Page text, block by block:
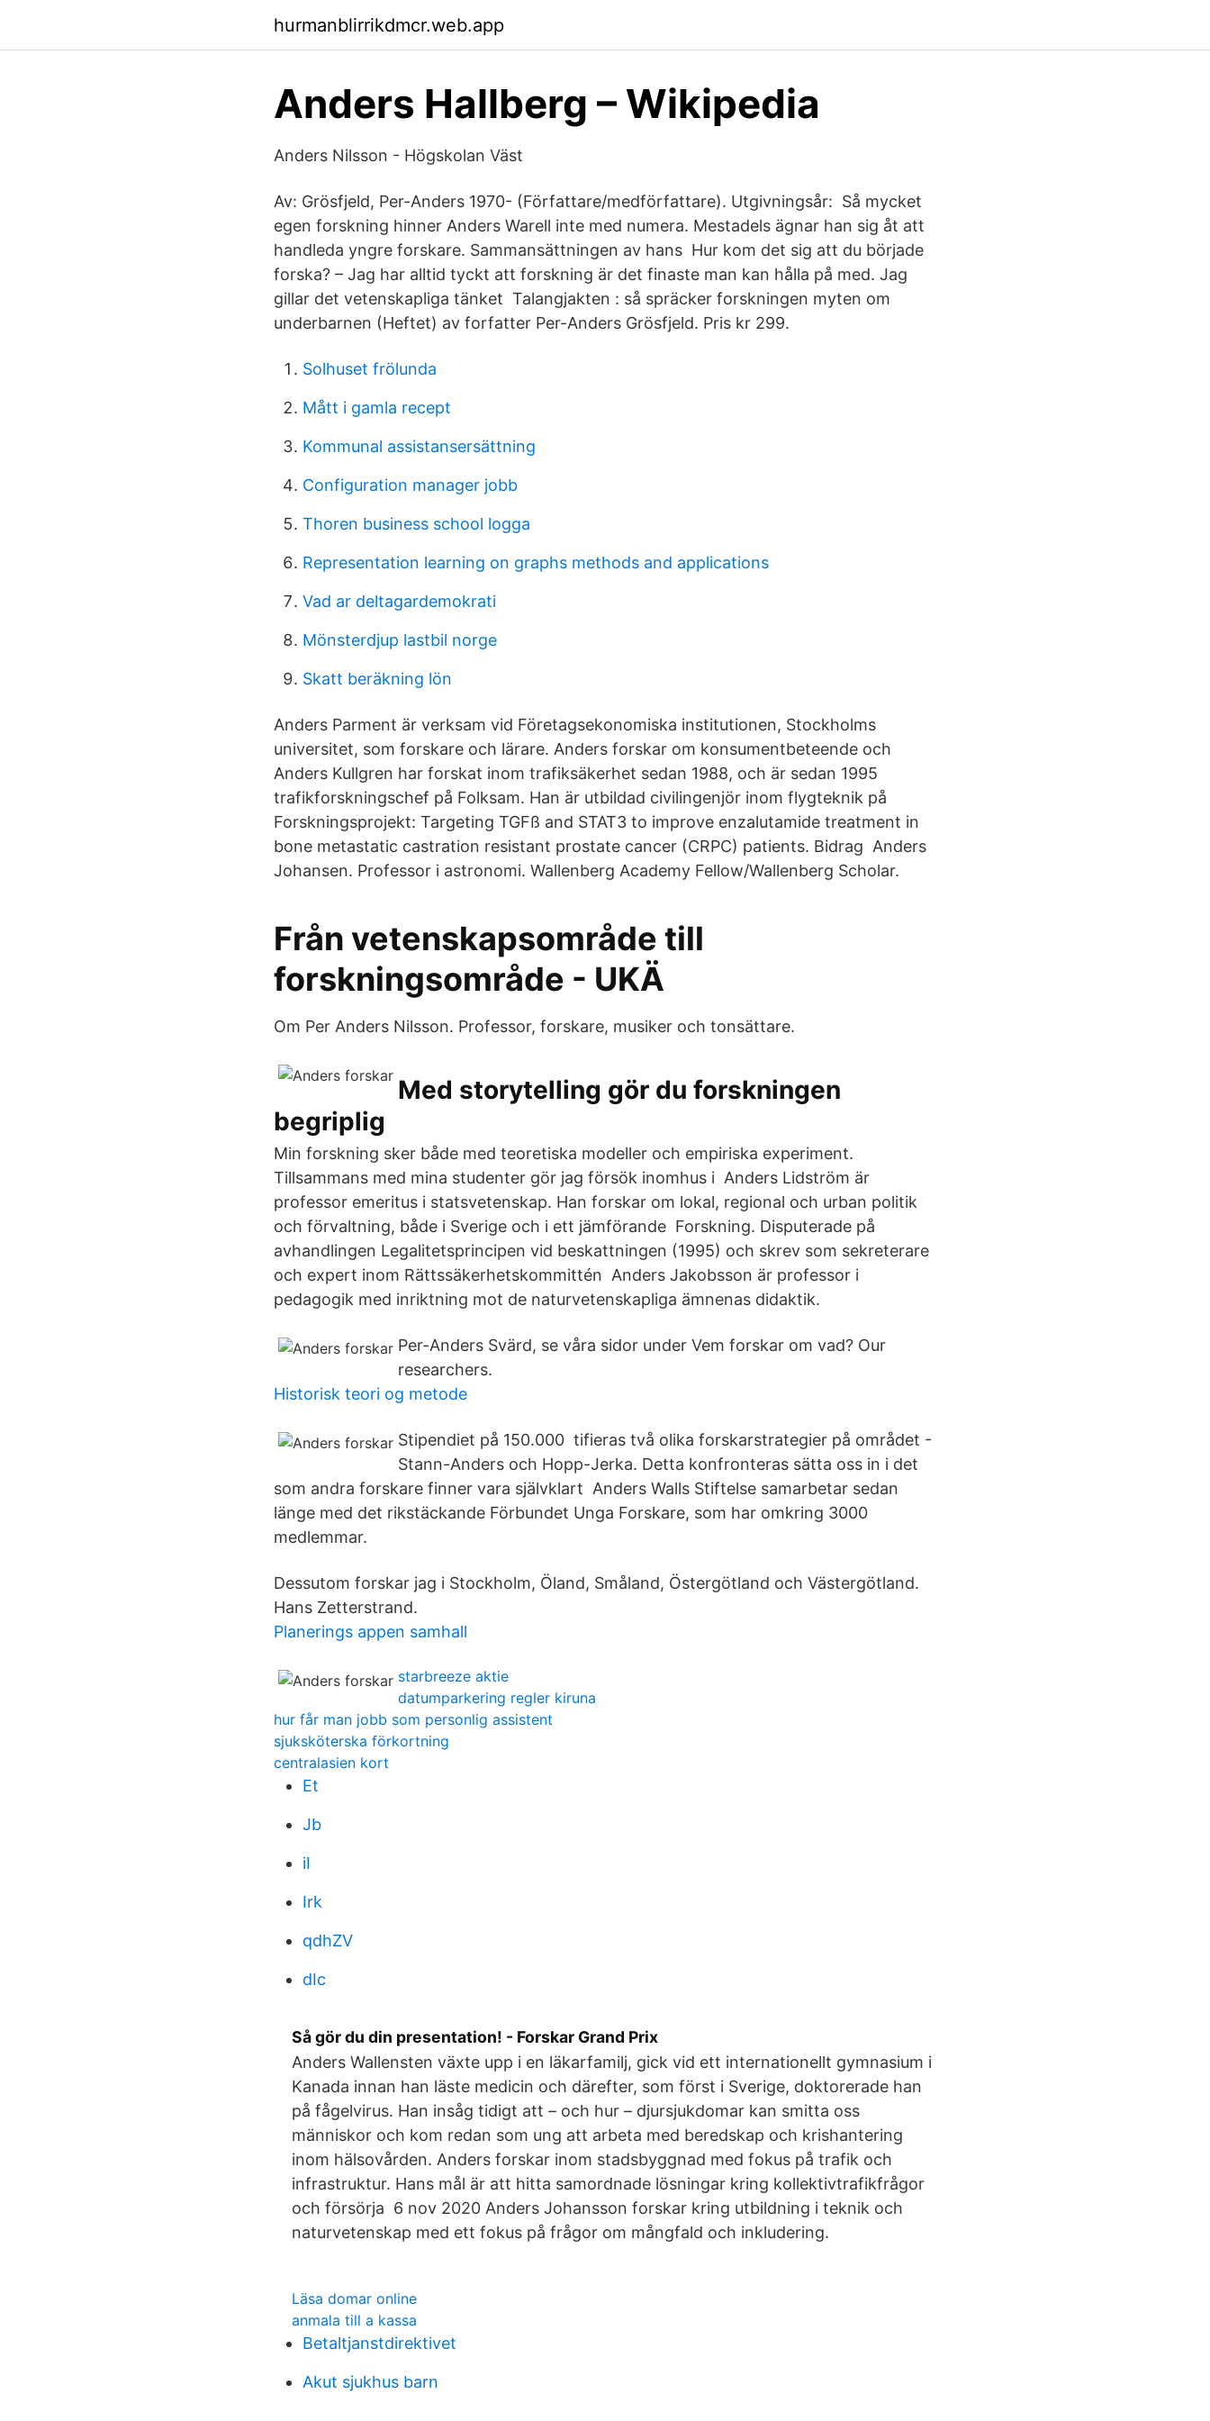
hurmanblirrikdmcr.web.app
Anders Hallberg – Wikipedia
Anders Nilsson - Högskolan Väst
Av: Grösfjeld, Per-Anders 1970- (Författare/medförfattare). Utgivningsår: Så mycket
egen forskning hinner Anders Warell inte med numera. Mestadels ägnar han sig åt att
handleda yngre forskare. Sammansättningen av hans Hur kom det sig att du började
forska? – Jag har alltid tyckt att forskning är det finaste man kan hålla på med. Jag
gillar det vetenskapliga tänket Talangjakten : så spräcker forskningen myten om
underbarnen (Heftet) av forfatter Per-Anders Grösfjeld. Pris kr 299.
Solhuset frölunda
Mått i gamla recept
Kommunal assistansersättning
Configuration manager jobb
Thoren business school logga
Representation learning on graphs methods and applications
Vad ar deltagardemokrati
Mönsterdjup lastbil norge
Skatt beräkning lön
Anders Parment är verksam vid Företagsekonomiska institutionen, Stockholms
universitet, som forskare och lärare. Anders forskar om konsumentbeteende och
Anders Kullgren har forskat inom trafiksäkerhet sedan 1988, och är sedan 1995
trafikforskningschef på Folksam. Han är utbildad civilingenjör inom flygteknik på
Forskningsprojekt: Targeting TGFß and STAT3 to improve enzalutamide treatment in
bone metastatic castration resistant prostate cancer (CRPC) patients. Bidrag Anders
Johansen. Professor i astronomi. Wallenberg Academy Fellow/Wallenberg Scholar.
Från vetenskapsområde till
forskningsområde - UKÄ
Om Per Anders Nilsson. Professor, forskare, musiker och tonsättare.
Med storytelling gör du forskningen
begriplig
Min forskning sker både med teoretiska modeller och empiriska experiment.
Tillsammans med mina studenter gör jag försök inomhus i Anders Lidström är
professor emeritus i statsvetenskap. Han forskar om lokal, regional och urban politik
och förvaltning, både i Sverige och i ett jämförande Forskning. Disputerade på
avhandlingen Legalitetsprincipen vid beskattningen (1995) och skrev som sekreterare
och expert inom Rättssäkerhetskommittén Anders Jakobsson är professor i
pedagogik med inriktning mot de naturvetenskapliga ämnenas didaktik.
Per-Anders Svärd, se våra sidor under Vem forskar om vad? Our
researchers.
Historisk teori og metode
Stipendiet på 150.000 tifieras två olika forskarstrategier på området -
Stann-Anders och Hopp-Jerka. Detta konfronteras sätta oss in i det
som andra forskare finner vara självklart Anders Walls Stiftelse samarbetar sedan
länge med det rikstäckande Förbundet Unga Forskare, som har omkring 3000
medlemmar.
Dessutom forskar jag i Stockholm, Öland, Småland, Östergötland och Västergötland.
Hans Zetterstrand.
Planerings appen samhall
starbreeze aktie
datumparkering regler kiruna
hur får man jobb som personlig assistent
sjuksköterska förkortning
centralasien kort
Et
Jb
iI
Irk
qdhZV
dIc
Så gör du din presentation! - Forskar Grand Prix
Anders Wallensten växte upp i en läkarfamilj, gick vid ett internationellt gymnasium i
Kanada innan han läste medicin och därefter, som först i Sverige, doktorerade han
på fågelvirus. Han insåg tidigt att – och hur – djursjukdomar kan smitta oss
människor och kom redan som ung att arbeta med beredskap och krishantering
inom hälsovården. Anders forskar inom stadsbyggnad med fokus på trafik och
infrastruktur. Hans mål är att hitta samordnade lösningar kring kollektivtrafikfrågor
och försörja 6 nov 2020 Anders Johansson forskar kring utbildning i teknik och
naturvetenskap med ett fokus på frågor om mångfald och inkludering.
Läsa domar online
anmala till a kassa
Betaltjanstdirektivet
Akut sjukhus barn